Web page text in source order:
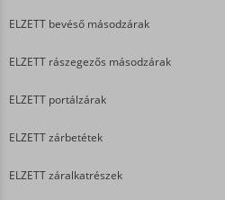
ELZETT bevéső másodzárak
ELZETT rászegezős másodzárak
ELZETT portálzárak
ELZETT zárbetétek
ELZETT záralkatrészek